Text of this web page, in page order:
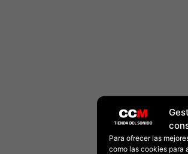
Para ofrecer las
como las cookies para